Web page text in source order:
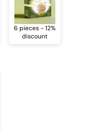
6 pieces - 12%
discount